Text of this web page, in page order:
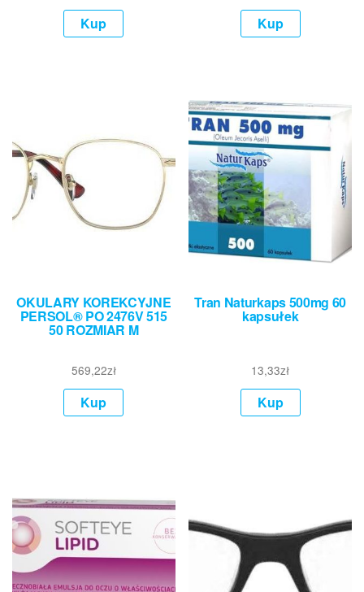
Kup Kup
OKULARY KOREKCYJNE
PERSOL® PO 2476V 515
50 ROZMIAR M
569,22zł
Kup
Tran Naturkaps 500mg 60
kapsułek
13,33zł
Kup